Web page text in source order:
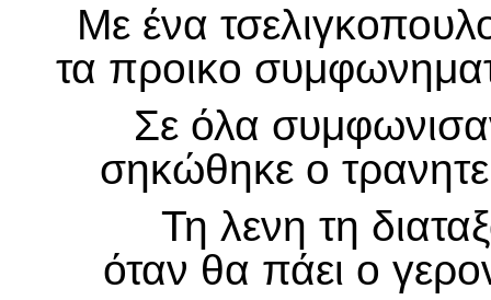
Με ένα
τα προικο
Σε όλα
σηκώθηκε ο
Τη λενη τη
όταν θα πάει ο